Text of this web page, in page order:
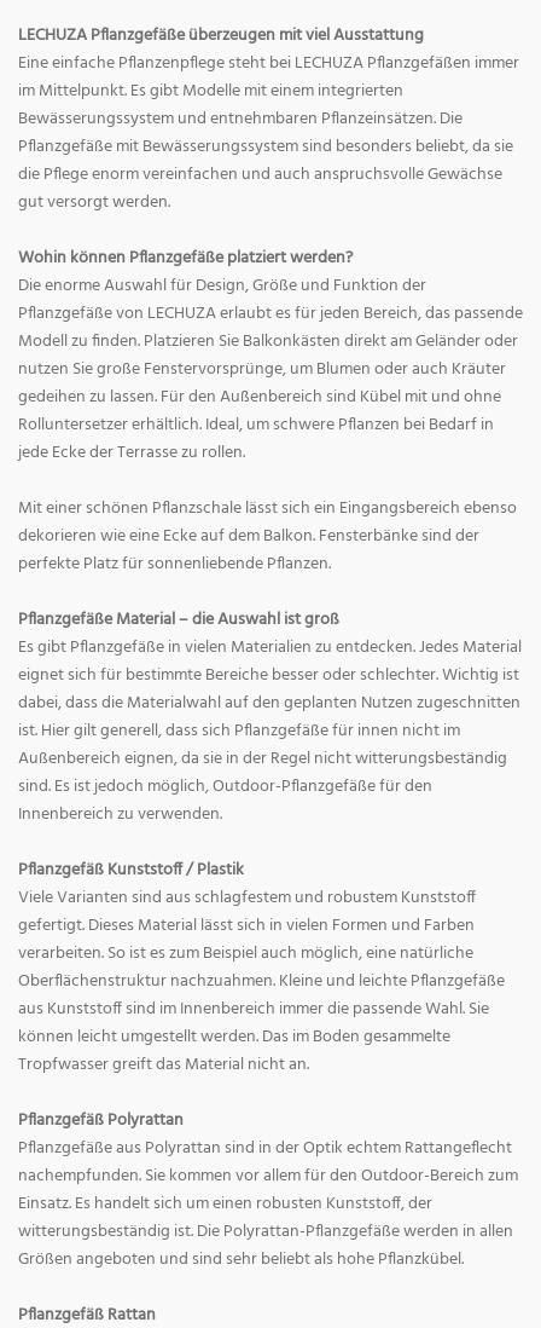
LECHUZA Pflanzgefäße überzeugen mit viel Ausstattung
Eine einfache Pflanzenpflege steht bei LECHUZA Pflanzgefäßen immer
im Mittelpunkt. Es gibt Modelle mit einem integrierten
Bewässerungssystem und entnehmbaren Pflanzeinsätzen. Die
Pflanzgefäße mit Bewässerungssystem sind besonders beliebt, da sie
die Pflege enorm vereinfachen und auch anspruchsvolle Gewächse
gut versorgt werden.
Wohin können Pflanzgefäße platziert werden?
Die enorme Auswahl für Design, Größe und Funktion der
Pflanzgefäße von LECHUZA erlaubt es für jeden Bereich, das passende
Modell zu finden. Platzieren Sie Balkonkästen direkt am Geländer oder
nutzen Sie große Fenstervorsprünge, um Blumen oder auch Kräuter
gedeihen zu lassen. Für den Außenbereich sind Kübel mit und ohne
Rolluntersetzer erhältlich. Ideal, um schwere Pflanzen bei Bedarf in
jede Ecke der Terrasse zu rollen.
Mit einer schönen Pflanzschale lässt sich ein Eingangsbereich ebenso
dekorieren wie eine Ecke auf dem Balkon. Fensterbänke sind der
perfekte Platz für sonnenliebende Pflanzen.
Pflanzgefäße Material – die Auswahl ist groß
Es gibt Pflanzgefäße in vielen Materialien zu entdecken. Jedes Material
eignet sich für bestimmte Bereiche besser oder schlechter. Wichtig ist
dabei, dass die Materialwahl auf den geplanten Nutzen zugeschnitten
ist. Hier gilt generell, dass sich Pflanzgefäße für innen nicht im
Außenbereich eignen, da sie in der Regel nicht witterungsbeständig
sind. Es ist jedoch möglich, Outdoor-Pflanzgefäße für den
Innenbereich zu verwenden.
Pflanzgefäß Kunststoff / Plastik
Viele Varianten sind aus schlagfestem und robustem Kunststoff
gefertigt. Dieses Material lässt sich in vielen Formen und Farben
verarbeiten. So ist es zum Beispiel auch möglich, eine natürliche
Oberflächenstruktur nachzuahmen. Kleine und leichte Pflanzgefäße
aus Kunststoff sind im Innenbereich immer die passende Wahl. Sie
können leicht umgestellt werden. Das im Boden gesammelte
Tropfwasser greift das Material nicht an.
Pflanzgefäß Polyrattan
Pflanzgefäße aus Polyrattan sind in der Optik echtem Rattangeflecht
nachempfunden. Sie kommen vor allem für den Outdoor-Bereich zum
Einsatz. Es handelt sich um einen robusten Kunststoff, der
witterungsbeständig ist. Die Polyrattan-Pflanzgefäße werden in allen
Größen angeboten und sind sehr beliebt als hohe Pflanzkübel.
Pflanzgefäß Rattan